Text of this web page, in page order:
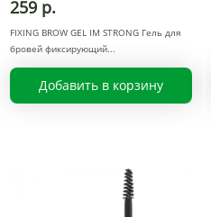
259 р.
FIXING BROW GEL IM STRONG Гель для
бровей фиксирующий
Добавить в корзину